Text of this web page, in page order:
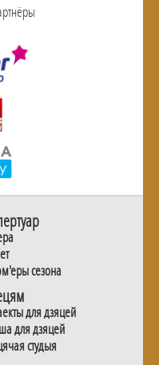
сезона
для дзяцей
для дзяцей
студыя